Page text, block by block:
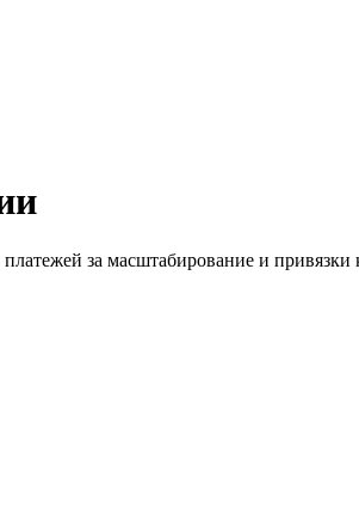
за масштабирование и привязки